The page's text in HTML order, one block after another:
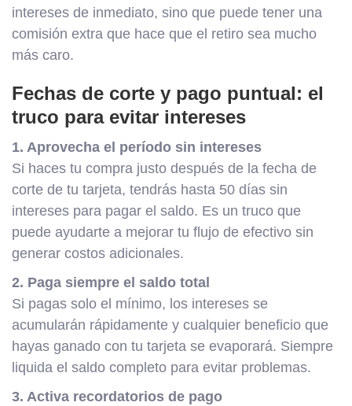
intereses de inmediato, sino que puede tener una
comisión extra que hace que el retiro sea mucho
más caro.
Fechas de corte y pago puntual: el
truco para evitar intereses
1. Aprovecha el período sin intereses
Si haces tu compra justo después de la fecha de
corte de tu tarjeta, tendrás hasta 50 días sin
intereses para pagar el saldo. Es un truco que
puede ayudarte a mejorar tu flujo de efectivo sin
generar costos adicionales.
2. Paga siempre el saldo total
Si pagas solo el mínimo, los intereses se
acumularán rápidamente y cualquier beneficio que
hayas ganado con tu tarjeta se evaporará. Siempre
liquida el saldo completo para evitar problemas.
3. Activa recordatorios de pago